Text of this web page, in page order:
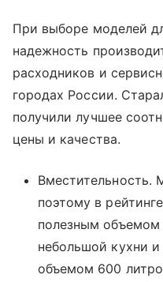
При выборе моделей
надежность
расходников и
городах России.
получили лучшее
цены и качества.
Вместительность.
поэтому в
полезным объемом
небольшой кухни
объемом 600